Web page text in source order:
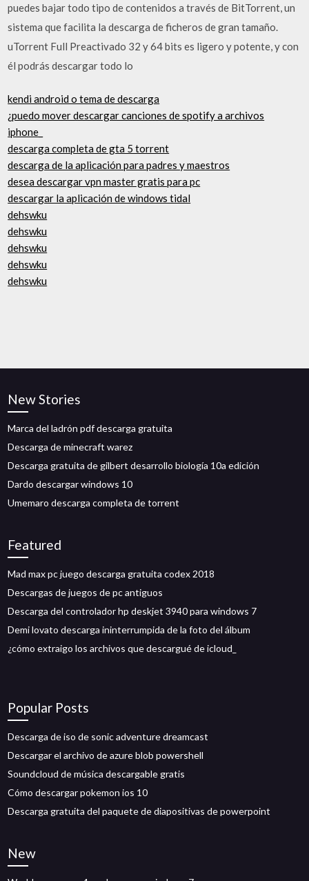
puedes bajar todo tipo de contenidos a través de BitTorrent, un
sistema que facilita la descarga de ficheros de gran tamaño.
uTorrent Full Preactivado 32 y 64 bits es ligero y potente, y con
él podrás descargar todo lo
kendi android o tema de descarga
¿puedo mover descargar canciones de spotify a archivos
iphone_
descarga completa de gta 5 torrent
descarga de la aplicación para padres y maestros
desea descargar vpn master gratis para pc
descargar la aplicación de windows tidal
dehswku
dehswku
dehswku
dehswku
dehswku
New Stories
Marca del ladrón pdf descarga gratuita
Descarga de minecraft warez
Descarga gratuita de gilbert desarrollo biología 10a edición
Dardo descargar windows 10
Umemaro descarga completa de torrent
Featured
Mad max pc juego descarga gratuita codex 2018
Descargas de juegos de pc antiguos
Descarga del controlador hp deskjet 3940 para windows 7
Demi lovato descarga ininterrumpida de la foto del álbum
¿cómo extraigo los archivos que descargué de icloud_
Popular Posts
Descarga de iso de sonic adventure dreamcast
Descargar el archivo de azure blob powershell
Soundcloud de música descargable gratis
Cómo descargar pokemon ios 10
Descarga gratuita del paquete de diapositivas de powerpoint
New